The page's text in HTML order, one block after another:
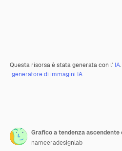
Questa risorsa è stata generata con l' IA
generatore di immagini IA.
nameeradesignlab